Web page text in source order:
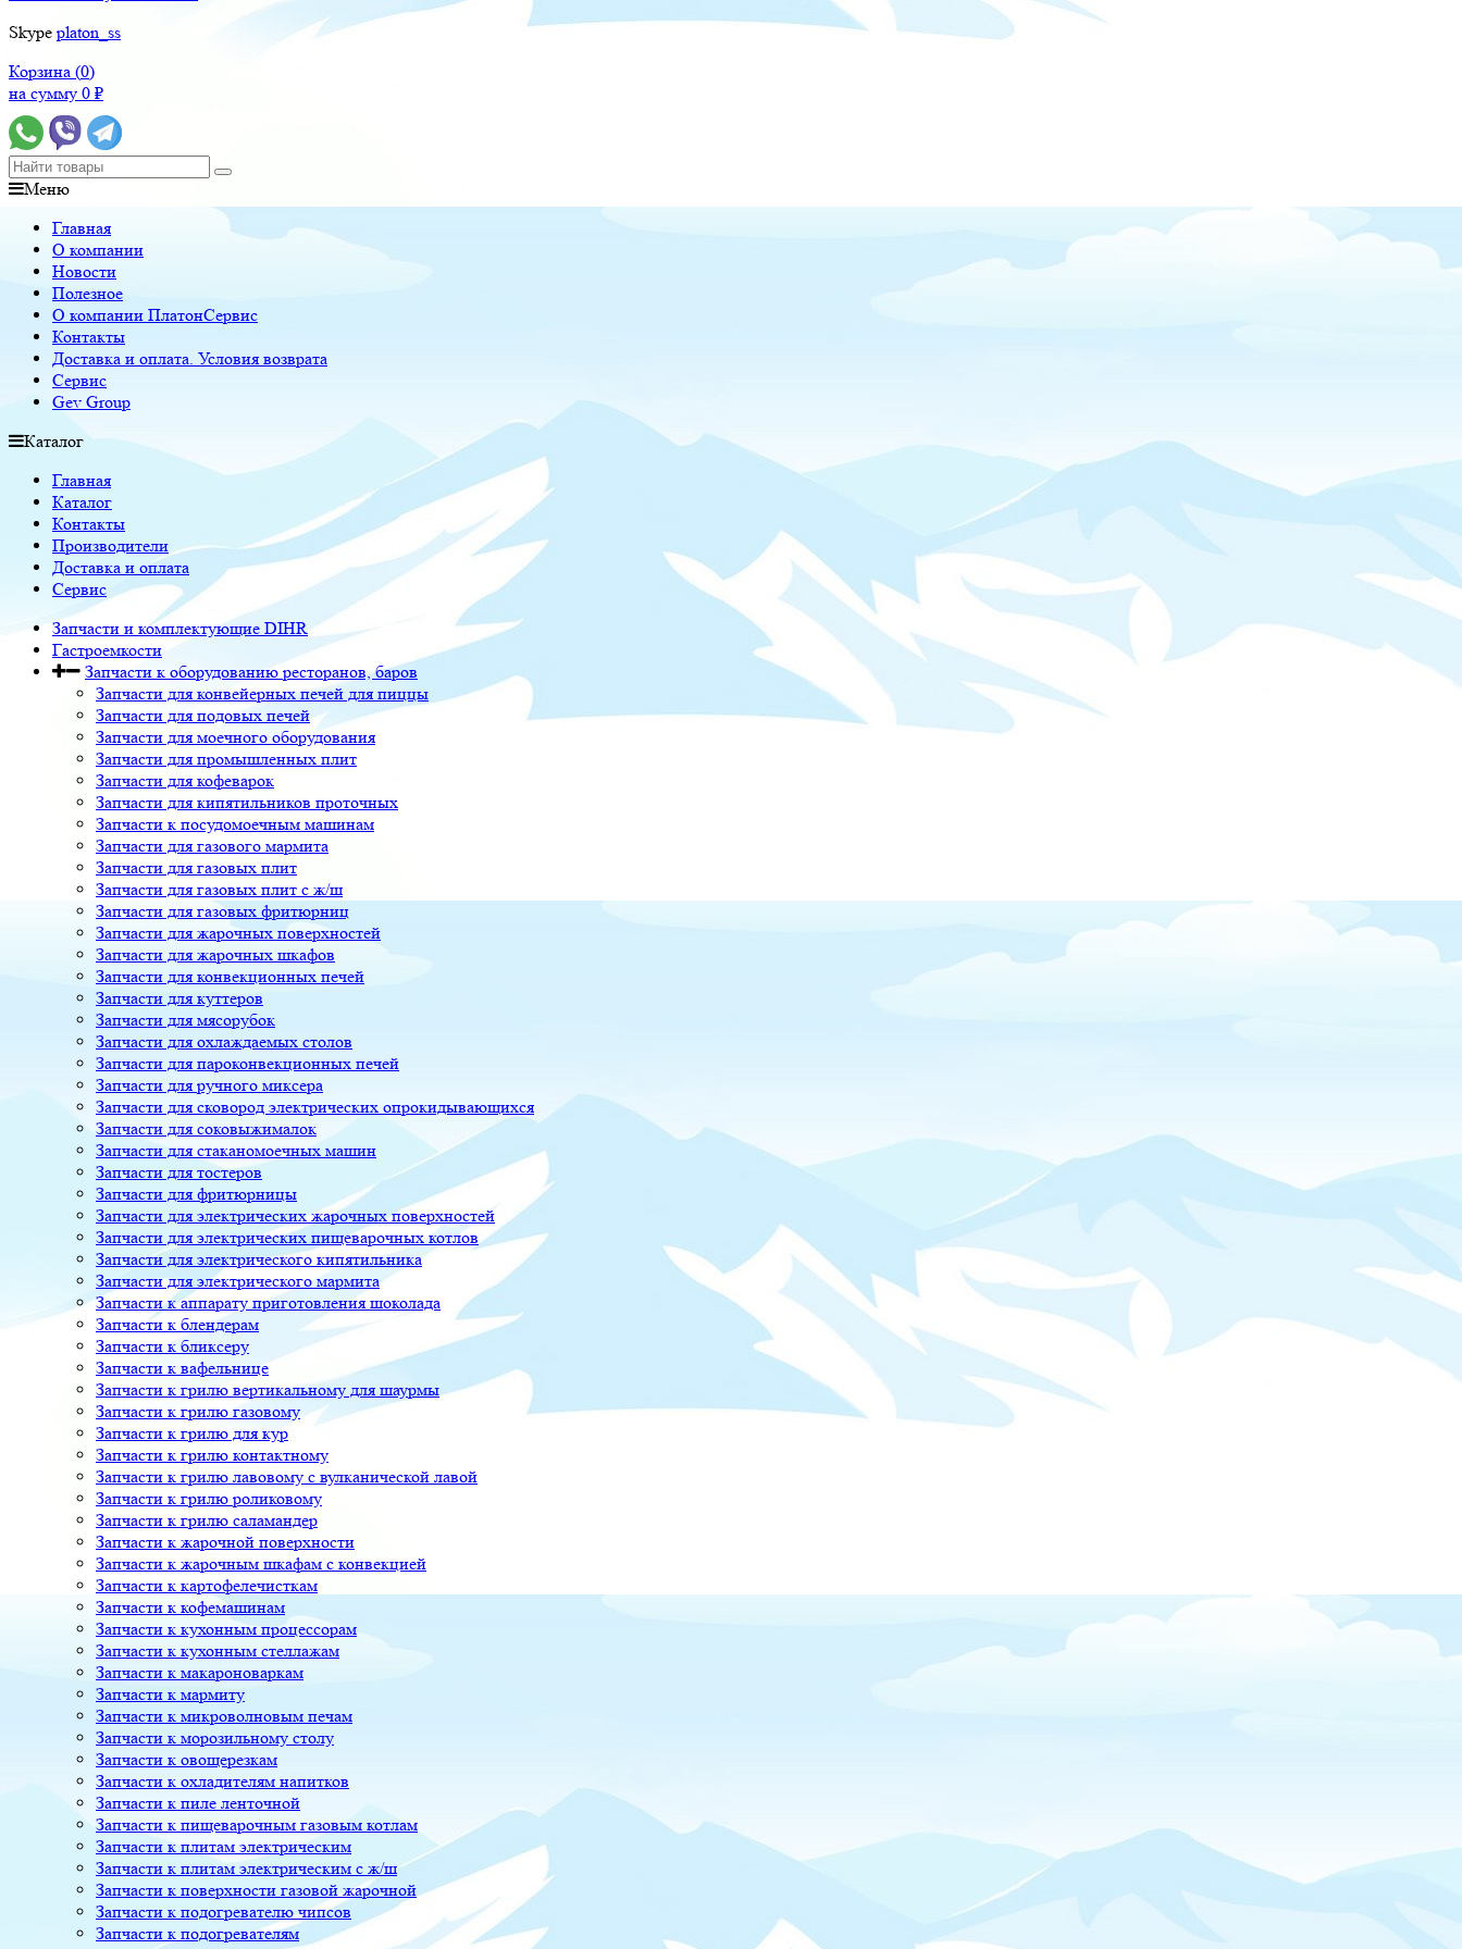
Skype platon_ss
Корзина (0)
на сумму 0 ₽
Меню
Главная
О компании
Новости
Полезное
О компании ПлатонСервис
Контакты
Доставка и оплата. Условия возврата
Сервис
Gev Group
Каталог
Главная
Каталог
Контакты
Производители
Доставка и оплата
Сервис
Запчасти и комплектующие DIHR
Гастроемкости
Запчасти к оборудованию ресторанов, баров
Запчасти для конвейерных печей для пиццы
Запчасти для подовых печей
Запчасти для моечного оборудования
Запчасти для промышленных плит
Запчасти для кофеварок
Запчасти для кипятильников проточных
Запчасти к посудомоечным машинам
Запчасти для газового мармита
Запчасти для газовых плит
Запчасти для газовых плит с ж/ш
Запчасти для газовых фритюрниц
Запчасти для жарочных поверхностей
Запчасти для жарочных шкафов
Запчасти для конвекционных печей
Запчасти для куттеров
Запчасти для мясорубок
Запчасти для охлаждаемых столов
Запчасти для пароконвекционных печей
Запчасти для ручного миксера
Запчасти для сковород электрических опрокидывающихся
Запчасти для соковыжималок
Запчасти для стаканомоечных машин
Запчасти для тостеров
Запчасти для фритюрницы
Запчасти для электрических жарочных поверхностей
Запчасти для электрических пищеварочных котлов
Запчасти для электрического кипятильника
Запчасти для электрического мармита
Запчасти к аппарату приготовления шоколада
Запчасти к блендерам
Запчасти к бликсеру
Запчасти к вафельнице
Запчасти к грилю вертикальному для шаурмы
Запчасти к грилю газовому
Запчасти к грилю для кур
Запчасти к грилю контактному
Запчасти к грилю лавовому с вулканической лавой
Запчасти к грилю роликовому
Запчасти к грилю саламандер
Запчасти к жарочной поверхности
Запчасти к жарочным шкафам с конвекцией
Запчасти к картофелечисткам
Запчасти к кофемашинам
Запчасти к кухонным процессорам
Запчасти к кухонным стеллажам
Запчасти к макароноваркам
Запчасти к мармиту
Запчасти к микроволновым печам
Запчасти к морозильному столу
Запчасти к овощерезкам
Запчасти к охладителям напитков
Запчасти к пиле ленточной
Запчасти к пищеварочным газовым котлам
Запчасти к плитам электрическим
Запчасти к плитам электрическим с ж/ш
Запчасти к поверхности газовой жарочной
Запчасти к подогревателю чипсов
Запчасти к подогревателям